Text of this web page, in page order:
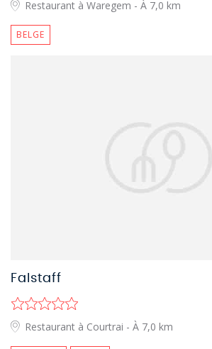
Restaurant à Waregem - À 7,0 km
BELGE
Falstaff
Restaurant à Courtrai - À 7,0 km